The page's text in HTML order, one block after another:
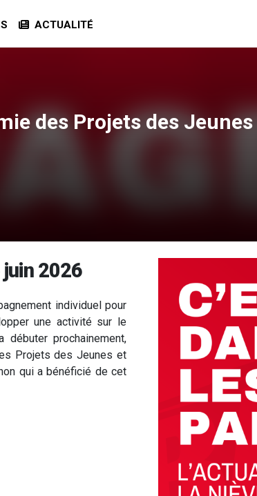
ACTUALITÉ
des Projets des
juin 2026
individuel pour
une activité sur le
prochainement,
Projets des Jeunes et
qui a bénéficié de cet